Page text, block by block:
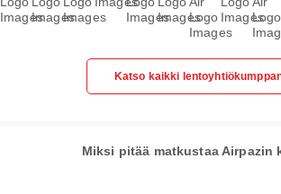
Katso kaikki
Miksi pitää matkustaa Airpazin